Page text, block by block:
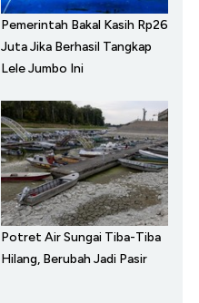
Pemerintah Bakal Kasih Rp26
Juta Jika Berhasil Tangkap
Lele Jumbo Ini
Potret Air Sungai Tiba-Tiba
Hilang, Berubah Jadi Pasir